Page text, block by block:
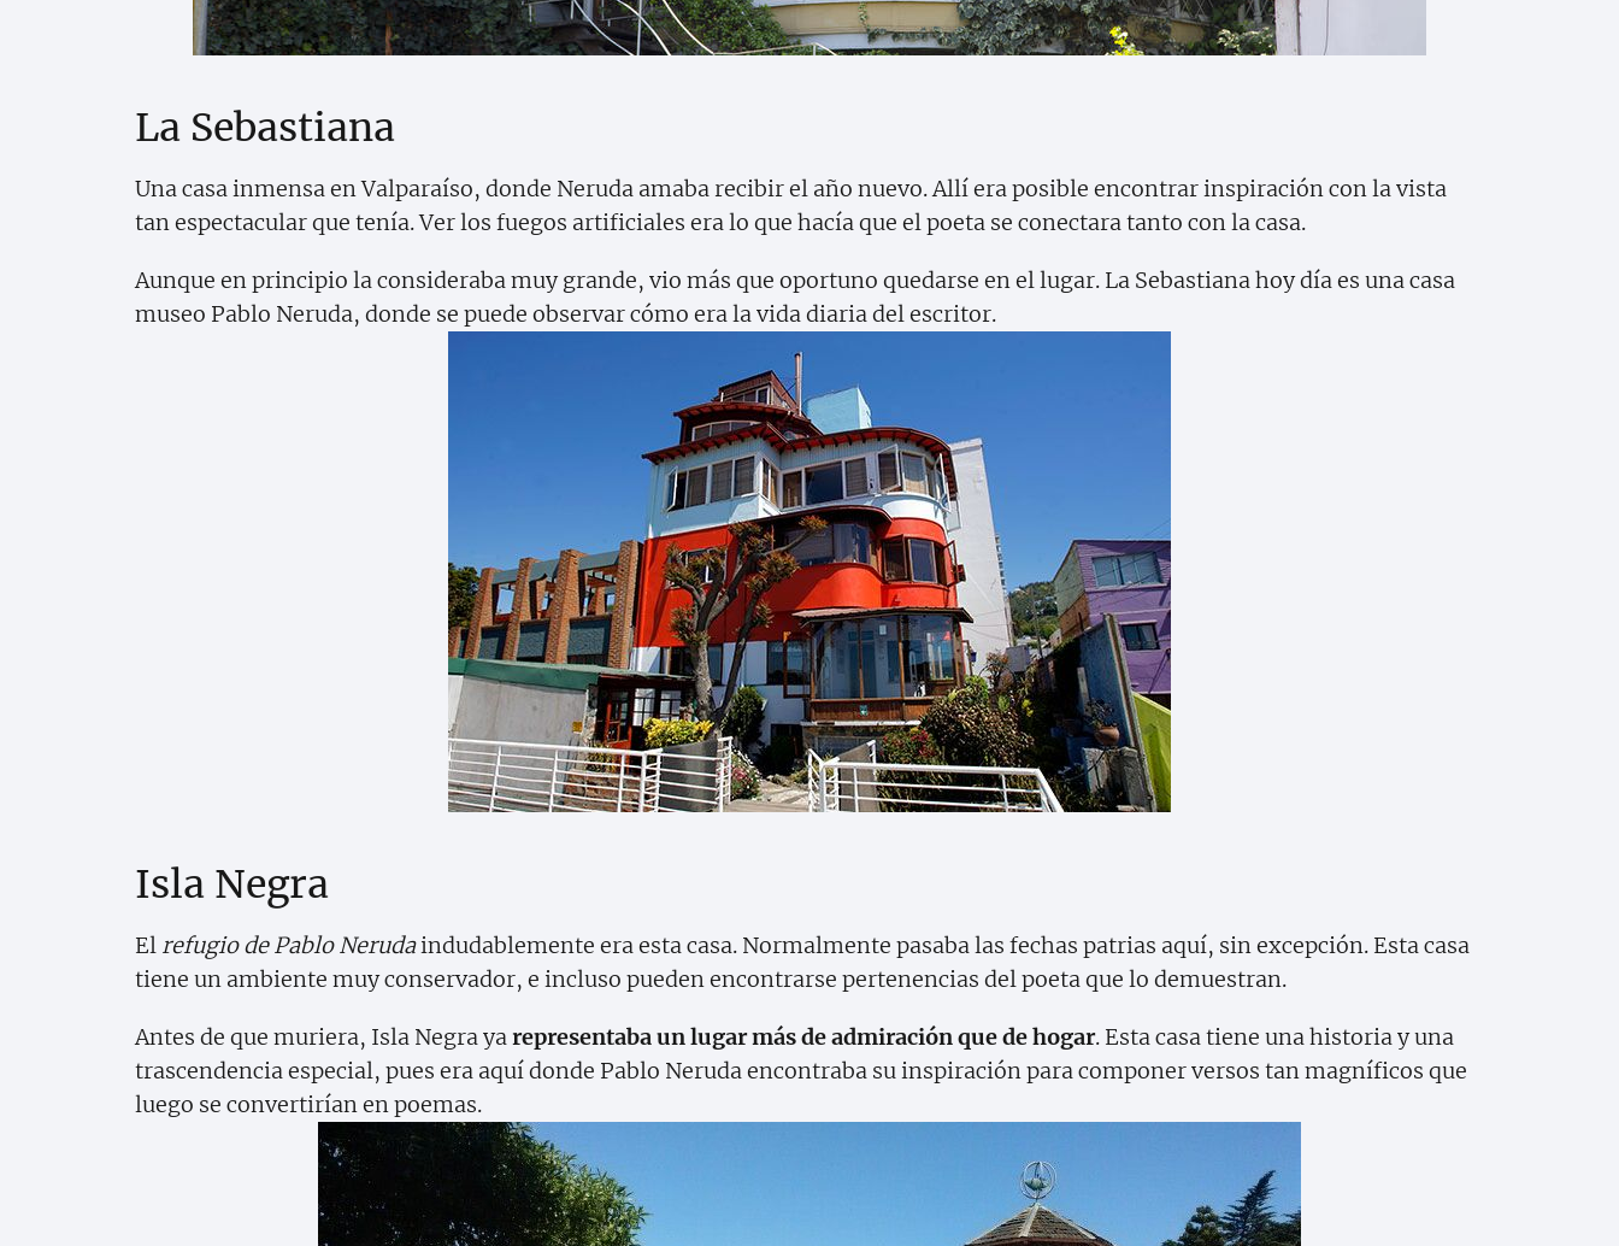
La Sebastiana
Una casa inmensa en Valparaíso, donde Neruda amaba recibir el año nuevo. Allí era posible encontrar inspiración con la vista
tan espectacular que tenía. Ver los fuegos artificiales era lo que hacía que el poeta se conectara tanto con la casa.
Aunque en principio la consideraba muy grande, vio más que oportuno quedarse en el lugar. La Sebastiana hoy día es una casa
museo Pablo Neruda, donde se puede observar cómo era la vida diaria del escritor.
Isla Negra
El refugio de Pablo Nerudaindudablemente era esta casa. Normalmente pasaba las fechas patrias aquí, sin excepción. Esta casa
tiene un ambiente muy conservador, e incluso pueden encontrarse pertenencias del poeta que lo demuestran.
Antes de que muriera, Isla Negra yarepresentaba un lugar más de admiración que de hogar. Esta casa tiene una historia y una
trascendencia especial, pues era aquí donde Pablo Neruda encontraba su inspiración para componer versos tan magníficos que
luego se convertirían en poemas.